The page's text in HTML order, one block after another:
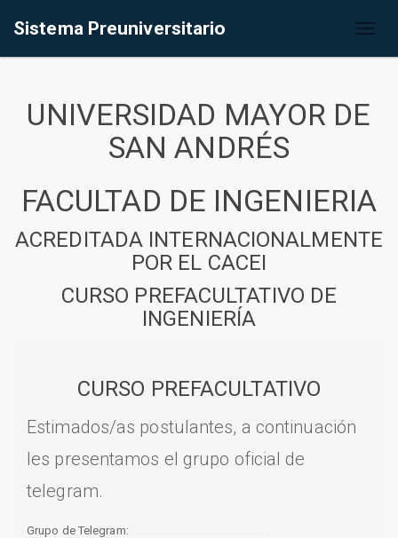
Sistema Preuniversitario
UNIVERSIDAD MAYOR DE
SAN ANDRÉS
FACULTAD DE INGENIERIA
ACREDITADA INTERNACIONALMENTE
POR EL CACEI
CURSO PREFACULTATIVO DE
INGENIERÍA
CURSO PREFACULTATIVO
Estimados/as postulantes, a continuación
les presentamos el grupo oficial de
telegram.
Grupo de Telegram: